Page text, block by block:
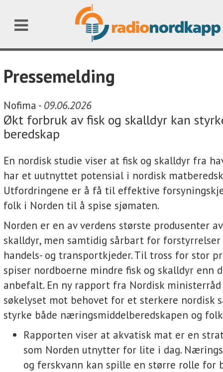
Pressemelding
Nofima - 09.06.2026
Økt forbruk av fisk og skalldyr kan
beredskap
En nordisk studie viser at fisk og skalldyr fra
har et uutnyttet potensial i nordisk
Utfordringene er å få til effektive
folk i Norden til å spise sjømaten.
Norden er en av verdens største produsenter
skalldyr, men samtidig sårbart for
handels- og transportkjeder. Til tross for stor
spiser nordboerne mindre fisk og skalldyr enn
anbefalt. En ny rapport fra Nordisk
søkelyset mot behovet for et sterkere nordisk
styrke både næringsmiddelberedskapen og
Rapporten viser at akvatisk mat er en
som Norden utnytter for lite i dag.
og ferskvann kan spille en større rolle for